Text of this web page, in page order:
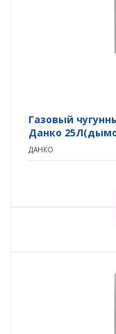
Газовый
Данко
ДАНКО